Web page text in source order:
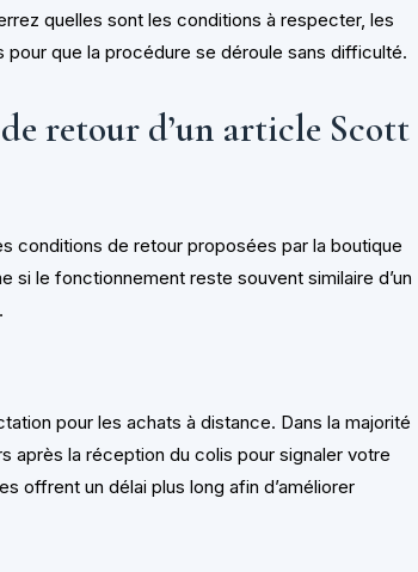
quelles sont les conditions à respecter, les
que la procédure se déroule sans difficulté.
retour d’un article Scott
conditions de retour proposées par la boutique
si le fonctionnement reste souvent similaire d’un
pour les achats à distance. Dans la majorité
après la réception du colis pour signaler votre
offrent un délai plus long afin d’améliorer